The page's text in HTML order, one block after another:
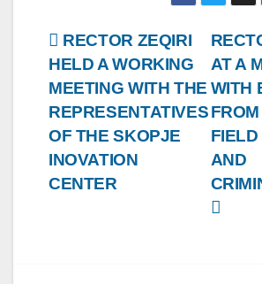
Post
navigation
AT A
WITH
AND
RECTOR ZEQIRI
HELD A WORKING
MEETING WITH THE
REPRESENTATIVES
OF THE SKOPJE
INOVATION
CENTER